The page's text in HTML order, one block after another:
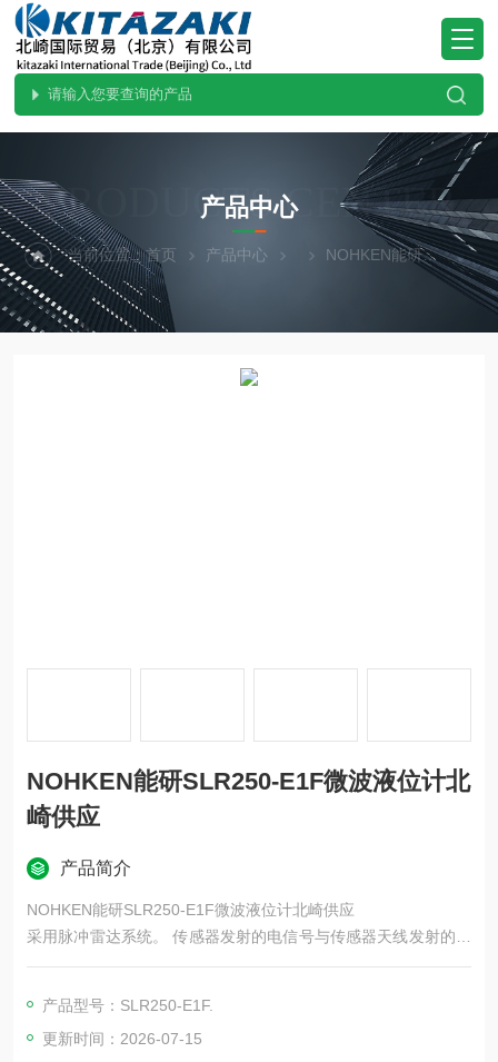
PRODUCTS CENTER
产品中心
当前位置：首页 产品中心 NOHKEN能研
NOHKEN能研SLR250-E1F微波液位计北
崎供应
产品简介
NOHKEN能研SLR250-E1F微波液位计北崎供应
采用脉冲雷达系统。 传感器发射的电信号与传感器天线发射的微
波从物体表面反射并再次作为反射脉冲被天线接收的水平成正
产品型号：SLR250-E1F.
更新时间：2026-07-15